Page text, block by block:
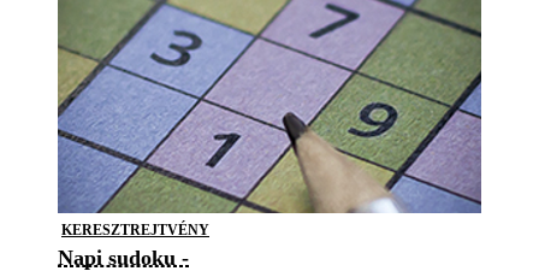
KERESZTREJTVÉNY
Napi sudoku -